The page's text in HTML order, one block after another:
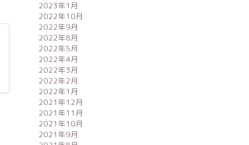
2023年1月
2022年10月
2022年9月
2022年8月
2022年5月
2022年4月
2022年3月
2022年2月
2022年1月
2021年12月
2021年11月
2021年10月
2021年9月